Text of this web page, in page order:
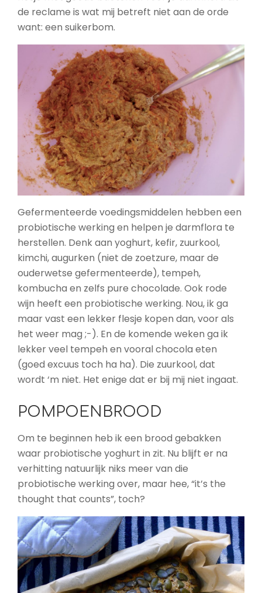
de reclame is wat mij betreft niet aan de orde
want: een suikerbom.
Gefermenteerde voedingsmiddelen hebben een
probiotische werking en helpen je darmflora te
herstellen. Denk aan yoghurt, kefir, zuurkool,
kimchi, augurken (niet de zoetzure, maar de
ouderwetse gefermenteerde), tempeh,
kombucha en zelfs pure chocolade. Ook rode
wijn heeft een probiotische werking. Nou, ik ga
maar vast een lekker flesje kopen dan, voor als
het weer mag ;-). En de komende weken ga ik
lekker veel tempeh en vooral chocola eten
(goed excuus toch ha ha). Die zuurkool, dat
wordt ‘m niet. Het enige dat er bij mij niet ingaat.
POMPOENBROOD
Om te beginnen heb ik een brood gebakken
waar probiotische yoghurt in zit. Nu blijft er na
verhitting natuurlijk niks meer van die
probiotische werking over, maar hee, “it’s the
thought that counts”, toch?